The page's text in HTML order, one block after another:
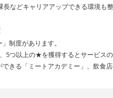
などキャリアアップできる環境も
制度があります。
つ以上の★を獲得するとサービス
きる「ミートアカデミー」、飲食